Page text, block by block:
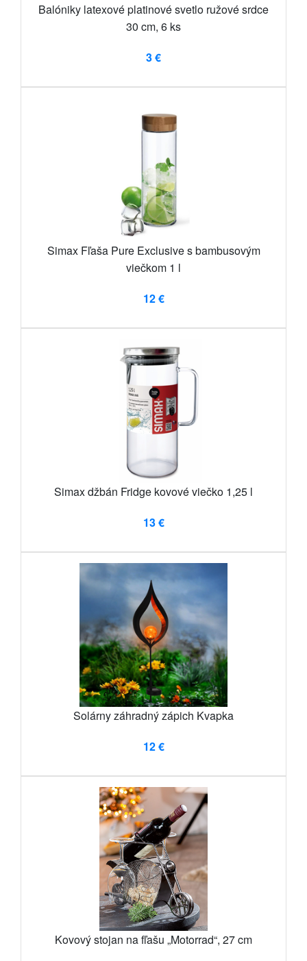
Balóniky latexové platinové svetlo ružové srdce
30 cm, 6 ks
3 €
Simax Fľaša Pure Exclusive s bambusovým
viečkom 1 l
12 €
Simax džbán Fridge kovové viečko 1,25 l
13 €
Solárny záhradný zápich Kvapka
12 €
Kovový stojan na fľašu „Motorrad“, 27 cm